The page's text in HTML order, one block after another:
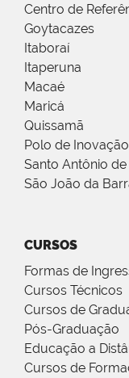
Centro de
Goytacazes
Itaboraí
Itaperuna
Macaé
Maricá
Quissamã
Polo de
Santo Antônio
São João da
CURSOS
Formas de
Cursos Técnicos
Cursos de
Pós-Graduação
Educação a
Cursos de